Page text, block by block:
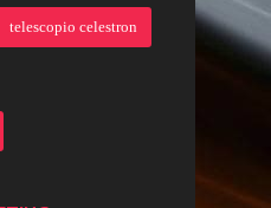
telescopio celestron